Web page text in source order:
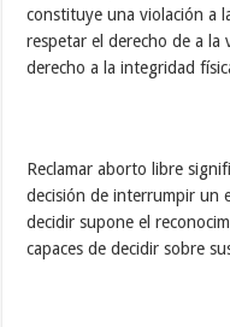
constituye una violación a
respetar el derecho de a la
derecho a la integridad
Reclamar aborto libre
decisión de interrumpir un
decidir supone el
capaces de decidir sobre